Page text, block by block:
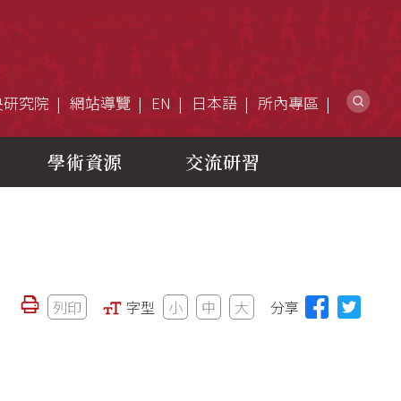
究院 網站導覽 EN 日本語 所內專區
學術資源 交流研習
列印 字型 小 中 大 分享